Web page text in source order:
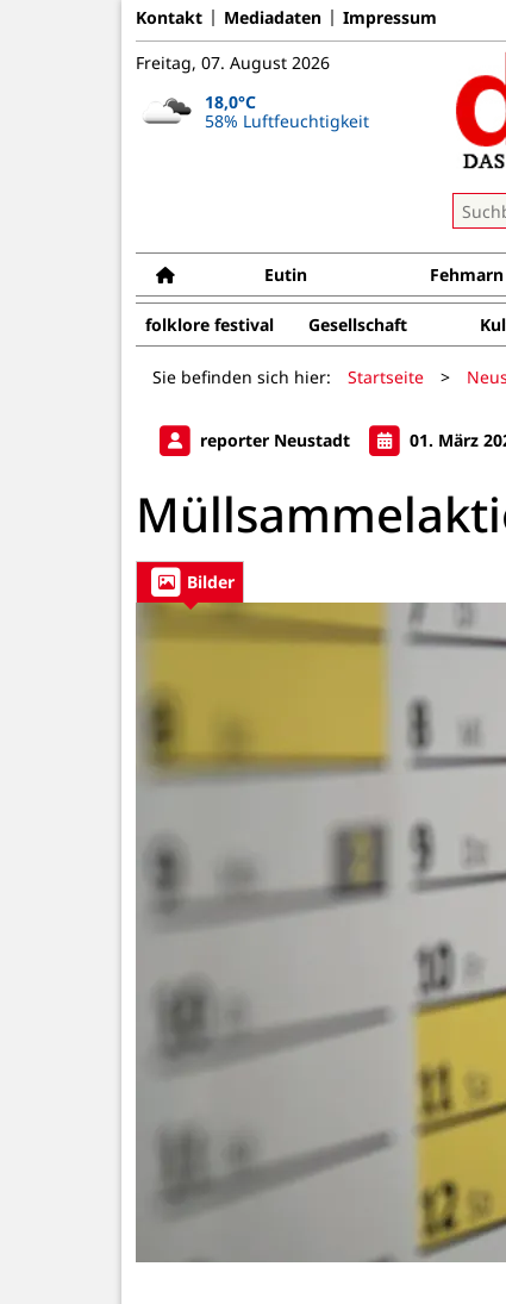
Kontakt Mediadaten Impressum
Freitag, 07. August 2026
18,0°C
58% Luftfeuchtigkeit
Eutin Fehmarn
folklore festival Gesellschaft
Sie befinden sich hier: Startseite >
reporter Neustadt 01. März
Bilder